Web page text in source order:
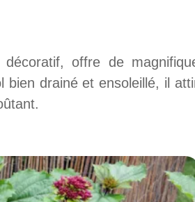
offre de
drainé et ensoleillé, il